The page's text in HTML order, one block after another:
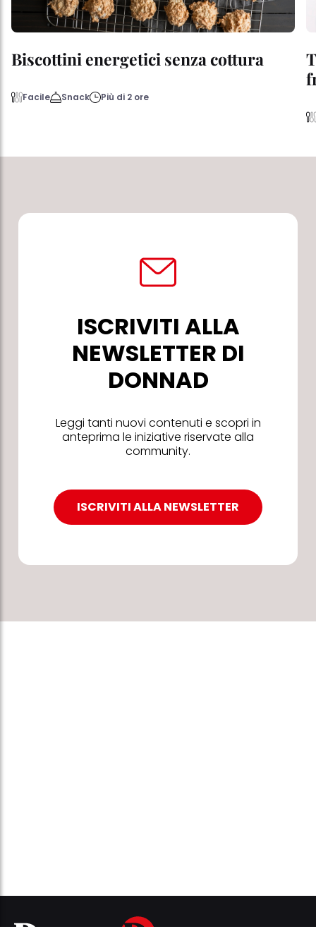
Biscottini energetici senza cottura
Facile Snack Più di 2 ore
ISCRIVITI ALLA
NEWSLETTER DI
DONNAD
Leggi tanti nuovi contenuti e scopri in
anteprima le iniziative riservate alla
community.
ISCRIVITI ALLA NEWSLETTER